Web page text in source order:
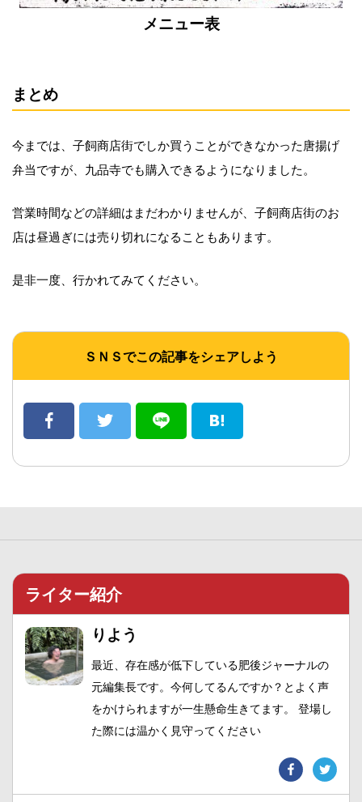
メニュー表
まとめ
今までは、子飼商店街でしか買うことができなかった唐揚げ
弁当ですが、九品寺でも購入できるようになりました。
営業時間などの詳細はまだわかりませんが、子飼商店街のお
店は昼過ぎには売り切れになることもあります。
是非一度、行かれてみてください。
ＳＮＳでこの記事をシェアしよう
ライター紹介
りよう
最近、存在感が低下している肥後ジャーナルの
元編集長です。今何してるんですか？とよく声
をかけられますが一生懸命生きてます。 登場し
た際には温かく見守ってください